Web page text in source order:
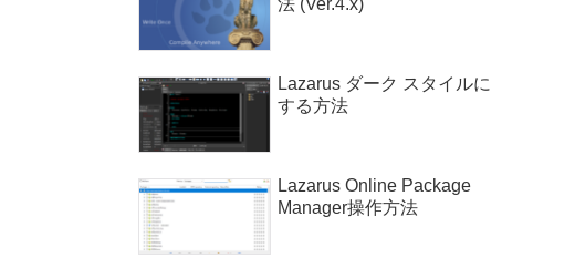
Lazarus ダーク スタイルに
する方法
Lazarus Online Package
Manager操作方法